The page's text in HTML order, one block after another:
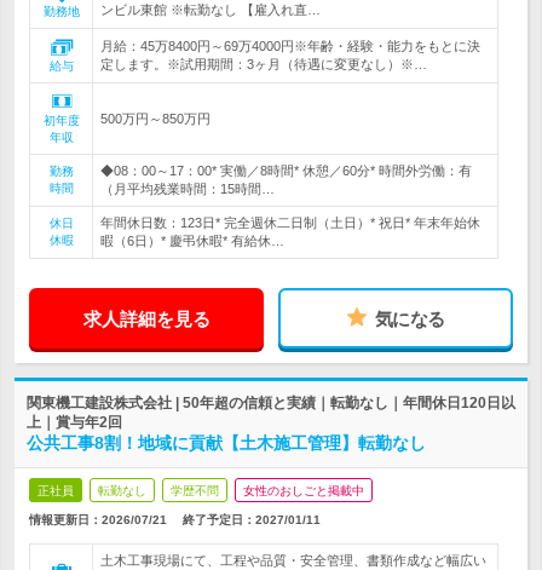
勤務地
ンビル東館 ※転勤なし 【雇入れ直…
給与
月給：45万8400円～69万4000円※年齢・経験・能力をもとに決
定します。※試用期間：3ヶ月（待遇に変更なし）※…
初年度
年収
500万円～850万円
勤務
時間
◆08：00～17：00* 実働／8時間* 休憩／60分* 時間外労働：有
（月平均残業時間：15時間…
休日
休暇
年間休日数：123日* 完全週休二日制（土日）* 祝日* 年末年始休
暇（6日）* 慶弔休暇* 有給休…
求人詳細を見る 気になる
関東機工建設株式会社 | 50年超の信頼と実績｜転勤なし｜年間休日120日以
上｜賞与年2回
公共工事8割！地域に貢献【土木施工管理】転勤なし
正社員 転勤なし 学歴不問 女性のおしごと掲載中
情報更新日：2026/07/21 終了予定日： 2027/01/11
土木工事現場にて、工程や品質・安全管理、書類作成など幅広い